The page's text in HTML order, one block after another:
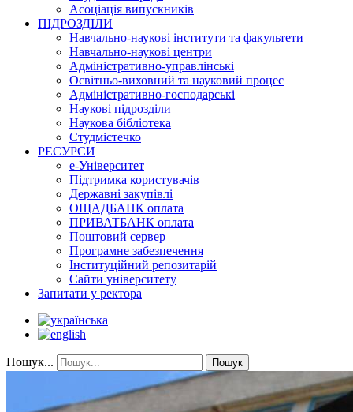
Асоціація випускників
ПІДРОЗДІЛИ
Навчально-наукові інститути та факультети
Навчально-наукові центри
Адміністративно-управлінські
Освітньо-виховний та науковий процес
Адміністративно-господарські
Наукові підрозділи
Наукова бібліотека
Студмістечко
РЕСУРСИ
е-Університет
Підтримка користувачів
Державні закупівлі
ОЩАДБАНК оплата
ПРИВАТБАНК оплата
Поштовий сервер
Програмне забезпечення
Інституційний репозитарій
Сайти університету
Запитати у ректора
Пошук... Пошук